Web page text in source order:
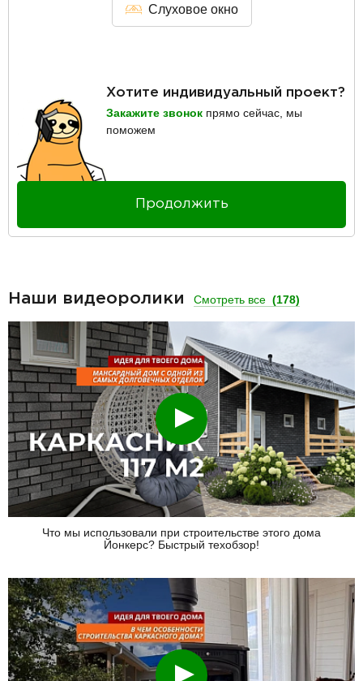
Слуховое окно
Хотите индивидуальный проект?
Закажите звонок прямо сейчас, мы
поможем
Продолжить
Наши видеоролики Смотреть все (178)
Смотреть
Что мы использовали при строительстве этого дома
Йонкерс? Быстрый техобзор!
Смотреть